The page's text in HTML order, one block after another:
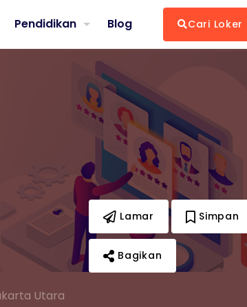
Utara
Lamar Simpan
Bagikan
Pendidikan Blog Cari Loker